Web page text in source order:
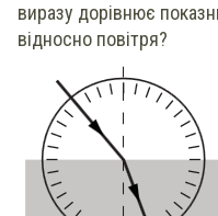
виразу дорівнює
відносно повітря?